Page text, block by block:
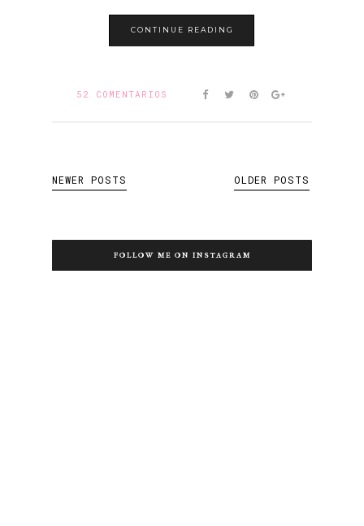
CONTINUE READING
52 COMENTARIOS
NEWER POSTS OLDER POSTS
FOLLOW ME ON INSTAGRAM